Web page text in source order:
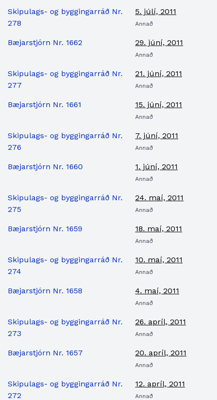
Skipulags- og byggingarráð Nr.
278
5. júlí, 2011
Annað
Bæjarstjórn Nr. 1662 29. júní, 2011
Annað
Skipulags- og byggingarráð Nr.
277
21. júní, 2011
Annað
Bæjarstjórn Nr. 1661 15. júní, 2011
Annað
Skipulags- og byggingarráð Nr.
276
7. júní, 2011
Annað
Bæjarstjórn Nr. 1660 1. júní, 2011
Annað
Skipulags- og byggingarráð Nr.
275
24. maí, 2011
Annað
Bæjarstjórn Nr. 1659 18. maí, 2011
Annað
Skipulags- og byggingarráð Nr.
274
10. maí, 2011
Annað
Bæjarstjórn Nr. 1658 4. maí, 2011
Annað
Skipulags- og byggingarráð Nr.
273
26. apríl, 2011
Annað
Bæjarstjórn Nr. 1657 20. apríl, 2011
Annað
Skipulags- og byggingarráð Nr.
272
12. apríl, 2011
Annað